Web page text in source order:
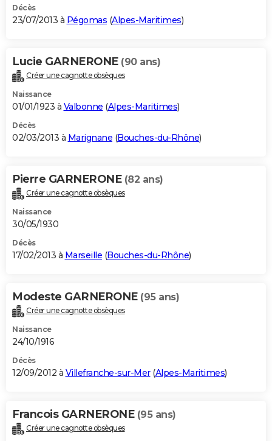
Décès
23/07/2013 à Pégomas (Alpes-Maritimes)
Lucie GARNERONE (90 ans)
Créer une cagnotte obsèques
Naissance
01/01/1923 à Valbonne (Alpes-Maritimes)
Décès
02/03/2013 à Marignane (Bouches-du-Rhône)
Pierre GARNERONE (82 ans)
Créer une cagnotte obsèques
Naissance
30/05/1930
Décès
17/02/2013 à Marseille (Bouches-du-Rhône)
Modeste GARNERONE (95 ans)
Créer une cagnotte obsèques
Naissance
24/10/1916
Décès
12/09/2012 à Villefranche-sur-Mer(Alpes-Maritimes)
Francois GARNERONE (95 ans)
Créer une cagnotte obsèques